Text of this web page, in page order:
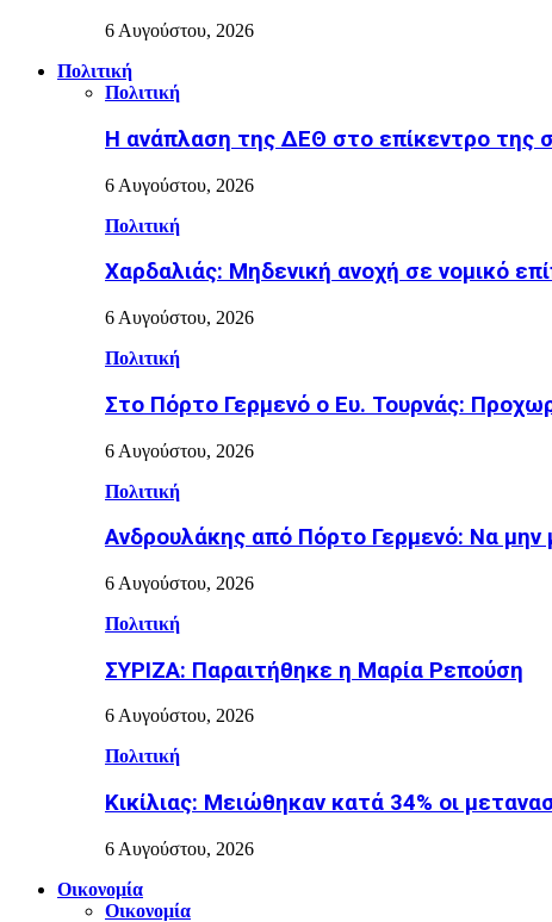
6 Αυγούστου, 2026
Πολιτική
Πολιτική
Η ανάπλαση της ΔΕΘ στο επίκεντρο της
6 Αυγούστου, 2026
Πολιτική
Χαρδαλιάς: Μηδενική ανοχή σε νομικό
6 Αυγούστου, 2026
Πολιτική
Στο Πόρτο Γερμενό ο Ευ. Τουρνάς:
6 Αυγούστου, 2026
Πολιτική
Ανδρουλάκης από Πόρτο Γερμενό: Να μην
6 Αυγούστου, 2026
Πολιτική
ΣΥΡΙΖΑ: Παραιτήθηκε η Μαρία Ρεπούση
6 Αυγούστου, 2026
Πολιτική
Κικίλιας: Μειώθηκαν κατά 34% οι
6 Αυγούστου, 2026
Οικονομία
Οικονομία